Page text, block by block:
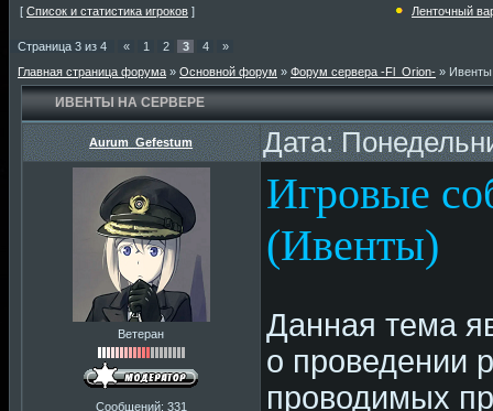
[ Список и статистика игроков ] Ленточный
Страница 3 из 4 « 1 2 3 4
»
Главная страница форума » Основной форум » Форум сервера -Fl_Orion- »
ИВЕНТЫ НА СЕРВЕРЕ
Aurum_Gefestum Дата:
Ветеран
Сообщений: 331
Игровые
(Ивенты)
Данная тема
о проведении
проводимых